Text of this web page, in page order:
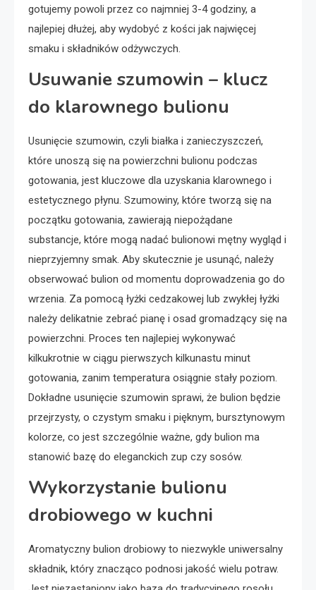
gotujemy powoli przez co najmniej 3-4 godziny, a
najlepiej dłużej, aby wydobyć z kości jak najwięcej
smaku i składników odżywczych.
Usuwanie szumowin – klucz
do klarownego bulionu
Usunięcie szumowin, czyli białka i zanieczyszczeń,
które unoszą się na powierzchni bulionu podczas
gotowania, jest kluczowe dla uzyskania klarownego i
estetycznego płynu. Szumowiny, które tworzą się na
początku gotowania, zawierają niepożądane
substancje, które mogą nadać bulionowi mętny wygląd i
nieprzyjemny smak. Aby skutecznie je usunąć, należy
obserwować bulion od momentu doprowadzenia go do
wrzenia. Za pomocą łyżki cedzakowej lub zwykłej łyżki
należy delikatnie zebrać pianę i osad gromadzący się na
powierzchni. Proces ten najlepiej wykonywać
kilkukrotnie w ciągu pierwszych kilkunastu minut
gotowania, zanim temperatura osiągnie stały poziom.
Dokładne usunięcie szumowin sprawi, że bulion będzie
przejrzysty, o czystym smaku i pięknym, bursztynowym
kolorze, co jest szczególnie ważne, gdy bulion ma
stanowić bazę do eleganckich zup czy sosów.
Wykorzystanie bulionu
drobiowego w kuchni
Aromatyczny bulion drobiowy to niezwykle uniwersalny
składnik, który znacząco podnosi jakość wielu potraw.